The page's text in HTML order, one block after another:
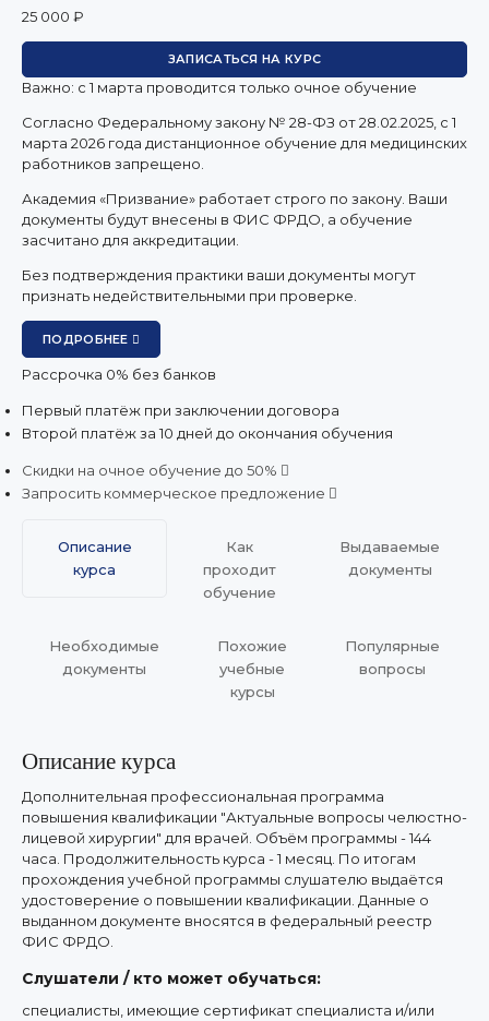
25 000 ₽
ЗАПИСАТЬСЯ НА КУРС
Важно: с 1 марта проводится только очное обучение
Согласно Федеральному закону № 28-ФЗ от 28.02.2025, с 1
марта 2026 года дистанционное обучение для медицинских
работников запрещено.
Академия «Призвание» работает строго по закону. Ваши
документы будут внесены в ФИС ФРДО, а обучение
засчитано для аккредитации.
Без подтверждения практики ваши документы могут
признать недействительными при проверке
ПОДРОБНЕЕ
Рассрочка 0% без банков
Первый платёж при заключении договора
Второй платёж за 10 дней до окончания обучения
Скидки на очное обучение до 50%
Запросить коммерческое предложение
Описание
курса
Как
проходит
обучение
Выдаваемые
документы
Необходимые
документы
Похожие
учебные
курсы
Популярные
вопросы
Описание курса
Дополнительная профессиональная программа
повышения квалификации "Актуальные вопросы челюстно-
лицевой хирургии" для врачей. Объём программы - 144
часа. Продолжительность курса - 1 месяц. По итогам
прохождения учебной программы слушателю выдаётся
удостоверение о повышении квалификации. Данные о
выданном документе вносятся в федеральный реестр
ФИС ФРДО.
Слушатели / кто может обучаться:
специалисты, имеющие сертификат специалиста и/или